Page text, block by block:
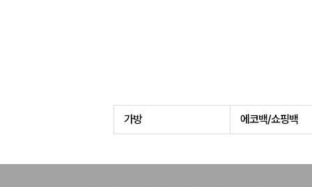
가방 에코백/쇼핑백